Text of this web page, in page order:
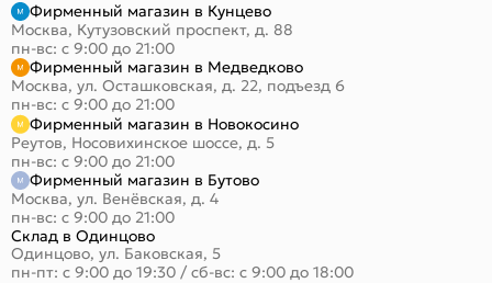
Фирменный магазин в Кунцево
Москва, Кутузовский проспект, д. 88
пн-вс: с 9:00 до 21:00
Фирменный магазин в Медведково
Москва, ул. Осташковская, д. 22, подъезд 6
пн-вс: с 9:00 до 21:00
Фирменный магазин в Новокосино
Реутов, Носовихинское шоссе, д. 5
пн-вс: с 9:00 до 21:00
Фирменный магазин в Бутово
Москва, ул. Венёвская, д. 4
пн-вс: с 9:00 до 21:00
Склад в Одинцово
Одинцово, ул. Баковская, 5
пн-пт: с 9:00 до 19:30 / сб-вс: с 9:00 до 18:00